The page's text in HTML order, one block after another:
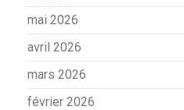
mai 2026
avril 2026
mars 2026
février 2026